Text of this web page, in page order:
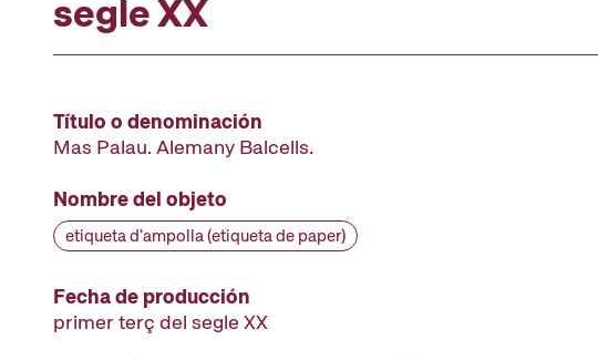
segle XX
Título o denominación
Mas Palau. Alemany Balcells.
Nombre del objeto
etiqueta d'ampolla (etiqueta de paper)
Fecha de producción
primer terç del segle XX